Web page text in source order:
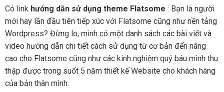
Có link hướng dẫn sử dụng theme Flatsome : Bạn là người
mới hay lần đầu tiên tiếp xúc với Flatsome cũng như nền tảng
Wordpress? Đừng lo, mình có một danh sách các bài viết và
video hướng dẫn chi tiết cách sử dụng từ cơ bản đến nâng
cao cho Flatsome cũng như các kinh nghiệm quý báu mình thu
thập được trong suốt 5 năm thiết kế Website cho khách hàng
của bản thân mình.